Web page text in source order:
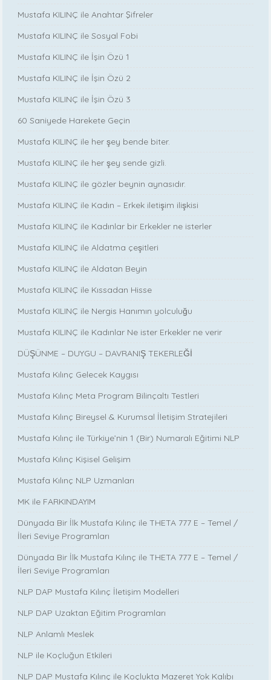
Mustafa KILINÇ ile Anahtar Şifreler
Mustafa KILINÇ ile Sosyal Fobi
Mustafa KILINÇ ile İşin Özü 1
Mustafa KILINÇ ile İşin Özü 2
Mustafa KILINÇ ile İşin Özü 3
60 Saniyede Harekete Geçin
Mustafa KILINÇ ile her şey bende biter.
Mustafa KILINÇ ile her şey sende gizli.
Mustafa KILINÇ ile gözler beynin aynasıdır.
Mustafa KILINÇ ile Kadın – Erkek iletişim ilişkisi
Mustafa KILINÇ ile Kadınlar bir Erkekler ne isterler
Mustafa KILINÇ ile Aldatma çeşitleri
Mustafa KILINÇ ile Aldatan Beyin
Mustafa KILINÇ ile Kıssadan Hisse
Mustafa KILINÇ ile Nergis Hanımın yolculuğu
Mustafa KILINÇ ile Kadınlar Ne ister Erkekler ne verir
DÜŞÜNME – DUYGU – DAVRANIŞ TEKERLEĞİ
Mustafa Kılınç Gelecek Kaygısı
Mustafa Kılınç Meta Program Bilinçaltı Testleri
Mustafa Kılınç Bireysel & Kurumsal İletişim Stratejileri
Mustafa Kılınç ile Türkiye’nin 1 (Bir) Numaralı Eğitimi NLP
Mustafa Kılınç Kişisel Gelişim
Mustafa Kılınç NLP Uzmanları
MK ile FARKINDAYIM
Dünyada Bir İlk Mustafa Kılınç ile THETA 777 E – Temel /
İleri Seviye Programları
Dünyada Bir İlk Mustafa Kılınç ile THETA 777 E – Temel /
İleri Seviye Programları
NLP DAP Mustafa Kılınç İletişim Modelleri
NLP DAP Uzaktan Eğitim Programları
NLP Anlamlı Meslek
NLP ile Koçluğun Etkileri
NLP DAP Mustafa Kılınç ile Koçlukta Mazeret Yok Kalıbı